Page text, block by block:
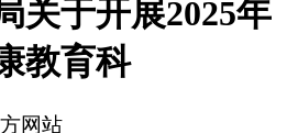
关于开展2025年
教育科
网站